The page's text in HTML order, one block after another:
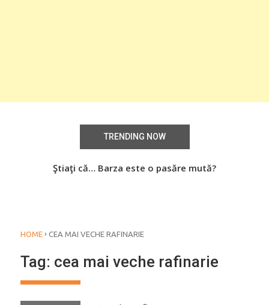
TRENDING NOW
Ştiaţi că… Barza este o pasăre mută?
HOME › CEA MAI VECHE RAFINARIE
Tag: cea mai veche rafinarie